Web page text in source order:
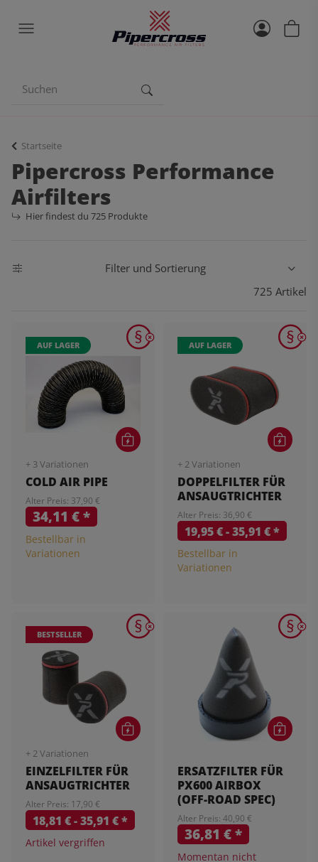
Startseite
Pipercross Performance
Airfilters
Hier findest du 725 Produkte
Filter und Sortierung
725 Artikel
AUF LAGER
+ 3 Variationen
COLD AIR PIPE
Alter Preis: 37,90 €
34,11 €*
Bestellbar in
Variationen
AUF LAGER
+ 2 Variationen
DOPPELFILTER FÜR
ANSAUGTRICHTER
Alter Preis: 36,90 €
19,95 € -35,91 €*
Bestellbar in
Variationen
BESTSELLER
+ 2 Variationen
EINZELFILTER FÜR
ANSAUGTRICHTER
Alter Preis: 17,90 €
18,81 € -35,91 €*
Artikel vergriffen
ERSATZFILTER FÜR
PX600 AIRBOX
(OFF-ROAD SPEC)
Alter Preis: 40,90 €
36,81 €*
Momentan nicht